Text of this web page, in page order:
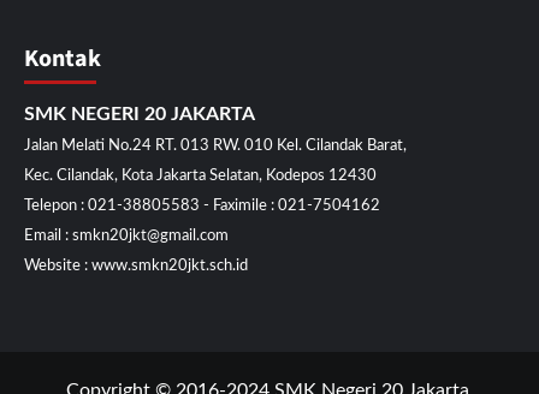
Kontak
SMK NEGERI 20 JAKARTA
Jalan Melati No.24 RT. 013 RW. 010 Kel. Cilandak Barat,
Kec. Cilandak, Kota Jakarta Selatan, Kodepos 12430
Telepon : 021-38805583 - Faximile : 021-7504162
Email : smkn20jkt@gmail.com
Website : www.smkn20jkt.sch.id